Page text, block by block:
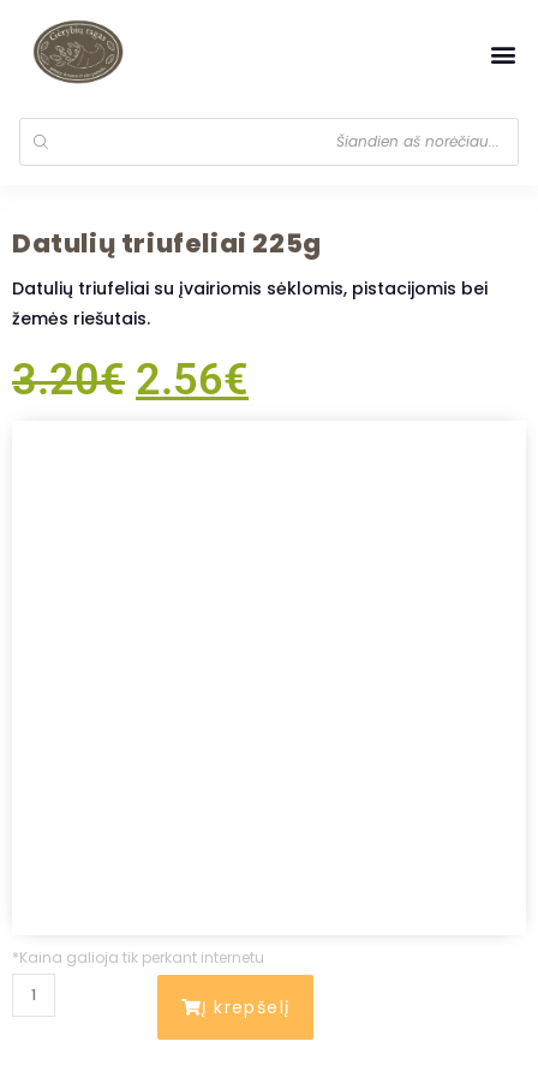
Datulių triufeliai 225g
Datulių triufeliai su įvairiomis sėklomis, pistacijomis bei
žemės riešutais.
3.20€ 2.56€
*Kaina galioja tik perkant internetu
Į krepšelį